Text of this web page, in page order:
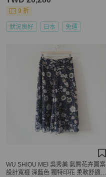
9 折
狀況良好 日本 免運
WU SHIOU MEI 吳秀美 氣質花卉圖案
設計寬褲 深藍色 獨特印花 柔軟舒適